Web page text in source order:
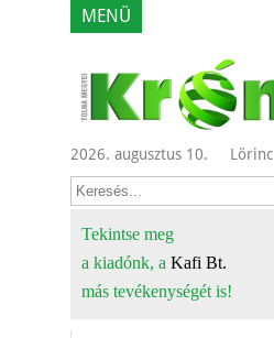
MENÜ
2026. augusztus 10. Lörinc
Tekintse meg
a kiadónk, a Kafi Bt.
más tevékenységét is!